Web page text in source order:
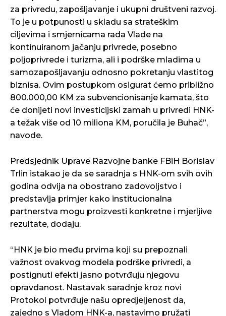
za privredu, zapošljavanje i ukupni društveni razvoj.
To je u potpunosti u skladu sa strateškim
ciljevima i smjernicama rada Vlade na
kontinuiranom jačanju privrede, posebno
poljoprivrede i turizma, ali i podrške mladima u
samozapošljavanju odnosno pokretanju vlastitog
biznisa. Ovim postupkom osigurat ćemo približno
800.000,00 KM za subvencionisanje kamata, što
će donijeti novi investicijski zamah u privredi HNK-
a težak više od 10 miliona KM, poručila je Buhač”,
navode.
Predsjednik Uprave Razvojne banke FBiH Borislav
Trlin istakao je da se saradnja s HNK-om svih ovih
godina odvija na obostrano zadovoljstvo i
predstavlja primjer kako institucionalna
partnerstva mogu proizvesti konkretne i mjerljive
rezultate, dodaju.
“HNK je bio među prvima koji su prepoznali
važnost ovakvog modela podrške privredi, a
postignuti efekti jasno potvrđuju njegovu
opravdanost. Nastavak saradnje kroz novi
Protokol potvrđuje našu opredjeljenost da,
zajedno s Vladom HNK-a, nastavimo pružati